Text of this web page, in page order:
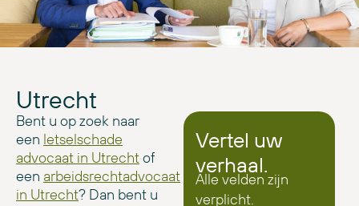
Utrecht
Bent u op zoek naar
een letselschade
advocaat in Utrechtof
een arbeidsrechtadvocaat
in Utrecht? Dan bent u
Vertel uw
verhaal.
Alle velden zijn
verplicht.